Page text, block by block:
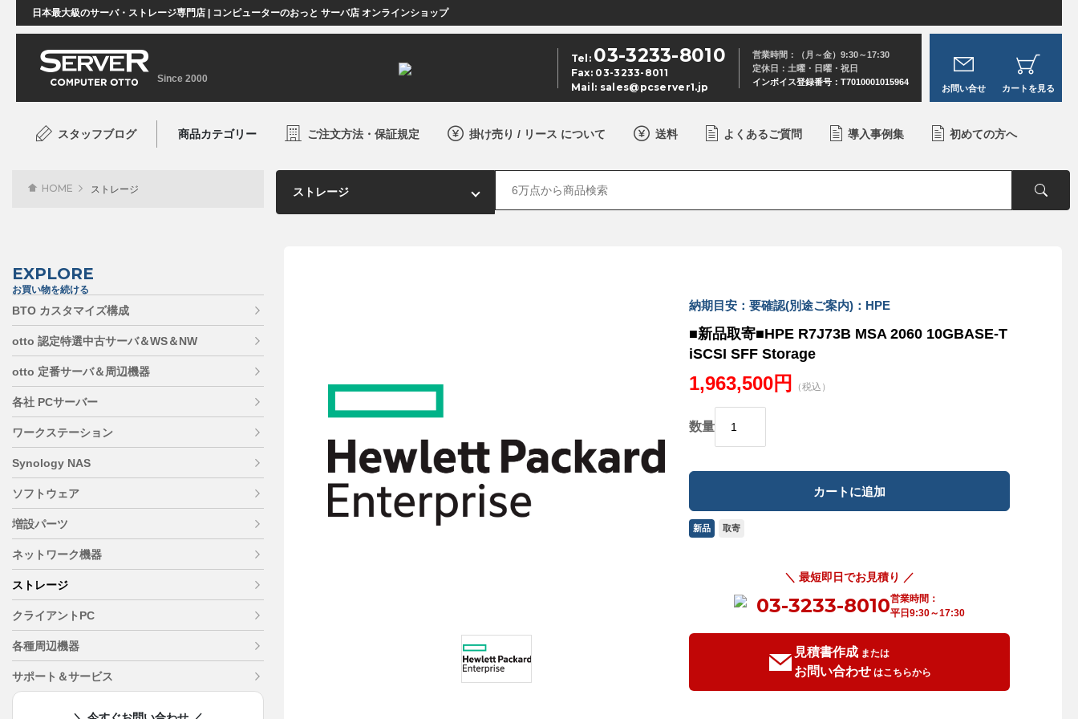
日本最大級のサーバ・ストレージ専門店 | コンピューターのおっと サーバ店 オンラインショップ
Since 2000
Tel: 03-3233-8010
Fax: 03-3233-8011
Mail: sales@pcserver1.jp
営業時間：（月～金）9:30～17:30
定休日：土曜・日曜・祝日
インボイス登録番号：T7010001015964
お問い合せ カートを見る
スタッフブログ 商品カテゴリー ご注文方法・保証規定 掛け売り / リース について 送料 よくあるご質問 導入事例集 初めての方へ
納期目安：要確認(別途ご案内)：HPE
■新品取寄■HPE R7J73B MSA 2060 10GBASE-T
iSCSI SFF Storage
1,963,500円 （税込）
数量
新品 取寄
＼ 最短即日でお見積り ／
03-3233-8010営業時間：
平日9:30～17:30
見積書作成 または
お問い合わせ はこちらから
HOME ストレージ
EXPLORE
お買い物を続ける
BTO カスタマイズ構成
otto 認定特選中古サーバ＆WS＆NW
otto 定番サーバ＆周辺機器
各社 PCサーバー
ワークステーション
Synology NAS
ソフトウェア
増設パーツ
ネットワーク機器
ストレージ
クライアントPC
各種周辺機器
サポート＆サービス